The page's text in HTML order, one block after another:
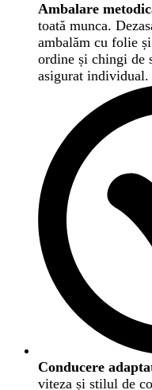
Ambalare
toată munca.
ambalăm cu folie
ordine și chingi de
asigurat individual.
Conducere
viteza și stilul de